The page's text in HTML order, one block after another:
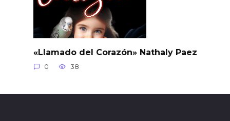
«Llamado del Corazón» Nathaly Paez
0 38